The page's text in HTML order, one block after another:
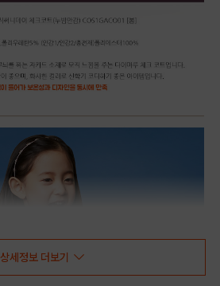
상세정보 더보기